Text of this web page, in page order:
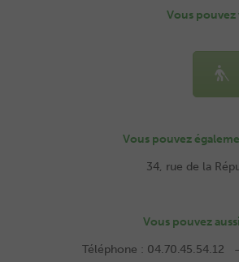
Vous
Vous pouvez
34, rue de la
Vous pouvez
Téléphone : 04.70.45.54.12